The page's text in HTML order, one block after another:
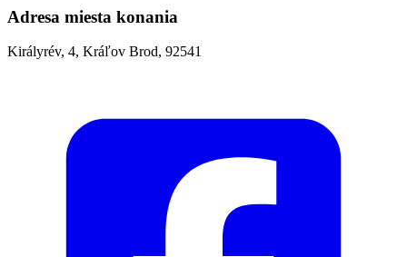
Adresa miesta konania
Királyrév, 4, Kráľov Brod, 92541